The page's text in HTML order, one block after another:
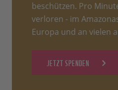
beschützen. Pro
verloren - im
Europa und an vielen
JETZT SPENDEN